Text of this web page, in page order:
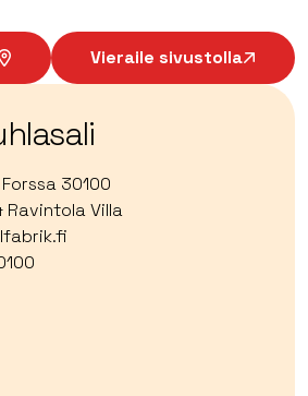
Vieraile sivustolla
30100
Ravintola Villa